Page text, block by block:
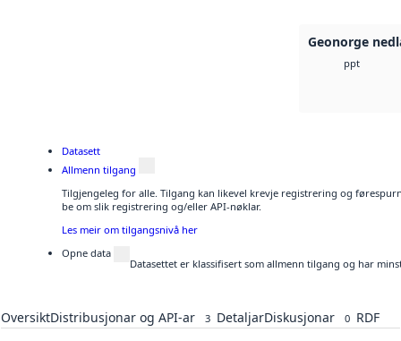
Geonorge
ppt
Datasett
Allmenn tilgang
Tilgjengeleg for alle. Tilgang kan likevel krevje registrering og
be om slik registrering og/eller API-nøklar.
Les meir om tilgangsnivå her
Opne data
Datasettet er klassifisert som allmenn tilgang og har
OversiktDistribusjonar og API-ar 3 DetaljarDiskusjonar 0 RDF